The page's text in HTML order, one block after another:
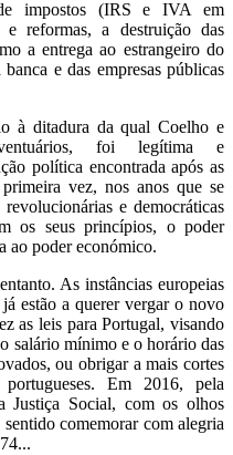
impostos (IRS e IVA em
reformas, a destruição das
a entrega ao estrangeiro do
e das empresas públicas
à ditadura da qual Coelho e
foi legítima e
política encontrada após as
vez, nos anos que se
e democráticas
os seus princípios, o poder
ao poder económico.
As instâncias europeias
estão a querer vergar o novo
as leis para Portugal, visando
salário mínimo e o horário das
ou obrigar a mais cortes
Em 2016, pela
Justiça Social, com os olhos
comemorar com alegria